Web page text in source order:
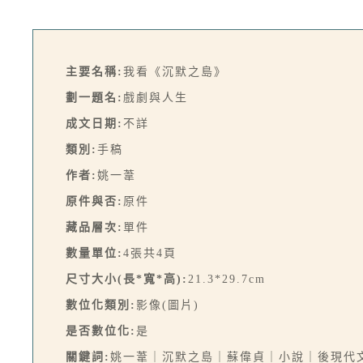
主要名稱: 我看《沉默之島》
劃一題名: 戲劇與人生
成文日期: 不詳
類別: 手稿
作者: 姚一葦
原件與否: 原件
藏品層次: 單件
數量單位: 4張共4頁
尺寸大小(長*寬*高): 21.3*29.7cm
數位化類別: 影像(圖片)
是否數位化: 是
關鍵詞: 姚一葦｜沉默之島｜蘇偉貞｜小說｜後現代